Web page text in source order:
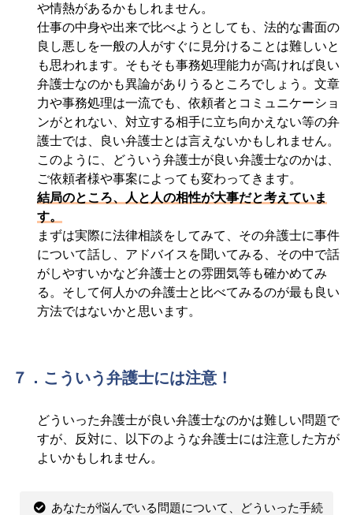
や情熱があるかもしれません。
仕事の中身や出来で比べようとしても、法的な書面の
良し悪しを一般の人がすぐに見分けることは難しいと
も思われます。そもそも事務処理能力が高ければ良い
弁護士なのかも異論がありうるところでしょう。文章
力や事務処理は一流でも、依頼者とコミュニケーショ
ンがとれない、対立する相手に立ち向かえない等の弁
護士では、良い弁護士とは言えないかもしれません。
このように、どういう弁護士が良い弁護士なのかは、
ご依頼者様や事案によっても変わってきます。
結局のところ、人と人の相性が大事だと考えていま
す。
まずは実際に法律相談をしてみて、その弁護士に事件
について話し、アドバイスを聞いてみる、その中で話
がしやすいかなど弁護士との雰囲気等も確かめてみ
る。そして何人かの弁護士と比べてみるのが最も良い
方法ではないかと思います。
７．こういう弁護士には注意！
どういった弁護士が良い弁護士なのかは難しい問題で
すが、反対に、以下のような弁護士には注意した方が
よいかもしれません。
あなたが悩んでいる問題について、どういった手続